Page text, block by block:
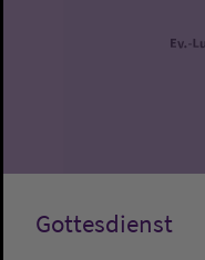
Gottesdienst